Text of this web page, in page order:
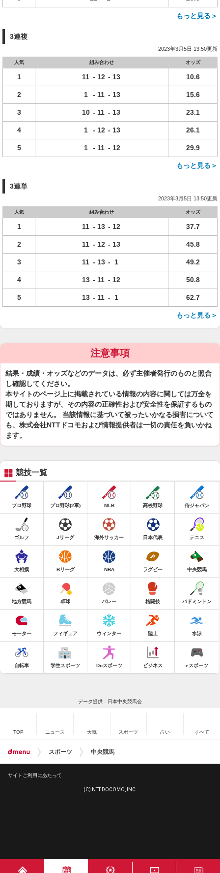
もっと見る＞
3連複
2023年3月5日 13:50更新
人気 組み合わせ オッズ
1 11 - 12 - 13 10.6
2 1 - 11 - 13 15.6
3 10 - 11 - 13 23.1
4 1 - 12 - 13 26.1
5 1 - 11 - 12 29.9
もっと見る＞
3連単
2023年3月5日 13:50更新
人気 組み合わせ オッズ
1 11 - 13 - 12 37.7
2 11 - 12 - 13 45.8
3 11 - 13 - 1 49.2
4 13 - 11 - 12 50.8
5 13 - 11 - 1 62.7
もっと見る＞
注意事項
結果・成績・オッズなどのデータは、必ず主催者発行のものと照合
し確認してください。
本サイトのページ上に掲載されている情報の内容に関しては万全を
期しておりますが、その内容の正確性および安全性を保証するもの
ではありません。 当該情報に基づいて被ったいかなる損害について
も、株式会社NTTドコモおよび情報提供者は一切の責任を負いかね
ます。
競技一覧
プロ野球 プロ野球(2軍) MLB 高校野球 侍ジャパン
ゴルフ Jリーグ 海外サッカー 日本代表 テニス
大相撲 Bリーグ NBA ラグビー 中央競馬
地方競馬 卓球 バレー 格闘技 バドミントン
モーター フィギュア ウィンター 陸上 水泳
自転車 学生スポーツ Doスポーツ ビジネス eスポーツ
データ提供：日本中央競馬会
TOP ニュース 天気 スポーツ 占い すべて
スポーツ 中央競馬
サイトご利用にあたって
(C) NTT DOCOMO, INC.